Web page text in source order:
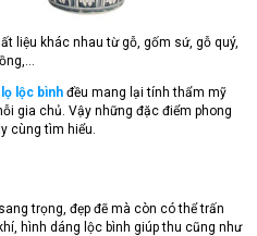
liệu khác nhau từ gỗ, gốm sứ, gỗ quý,
lọ lộc bình đều mang lại tính thẩm mỹ
gia chủ. Vậy những đặc điểm phong
cùng tìm hiểu.
trọng, đẹp đẽ mà còn có thể trấn
hình dáng lộc bình giúp thu cũng như